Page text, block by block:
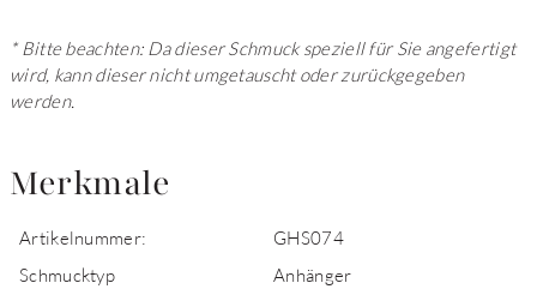
* Bitte beachten: Da dieser Schmuck speziell für Sie angefertigt
wird, kann dieser nicht umgetauscht oder zurückgegeben
werden.
Merkmale
Artikelnummer:
GHS074
Schmucktyp
Anhänger